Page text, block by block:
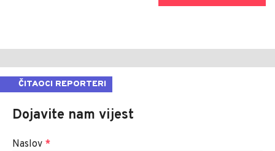
ČITAOCI REPORTERI
Dojavite nam vijest
Naslov *